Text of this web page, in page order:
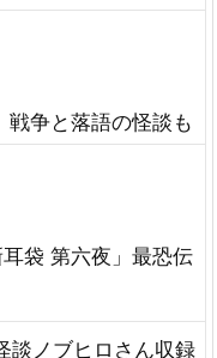
戦争と落語の怪談も
袋 第六夜」最恐伝
談ノブヒロさん収録